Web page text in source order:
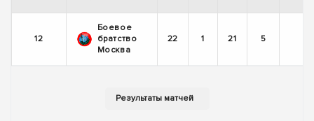
12
Боевое
братство
Москва
22 1 21 5